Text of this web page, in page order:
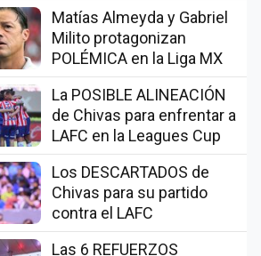
Matías Almeyda y Gabriel
Milito protagonizan
POLÉMICA en la Liga MX
La POSIBLE ALINEACIÓN
de Chivas para enfrentar a
LAFC en la Leagues Cup
Los DESCARTADOS de
Chivas para su partido
contra el LAFC
Las 6 REFUERZOS